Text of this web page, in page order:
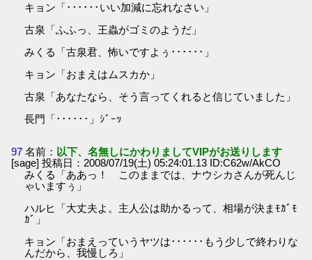
キョン「･･････いい加減に忘れなさい」
古泉「ふふっ、王蟲がゴミのようだ」
みくる「古泉君、怖いですよぅ･･････」
キョン「おまえはムスカか」
古泉「あなたなら、そう言ってくれると信じていました」
長門「･･････」ｼﾞｰｯ
97 名前： 以下、名無しにかわりましてVIPがお送りします
[sage] 投稿日：2008/07/19(土) 05:24:01.13 ID:C62w/AkCO
みくる「ああっ！ このままでは、ナウシカさんが死んじ
ゃいますぅ」
ハルヒ「大丈夫よ。主人公は助かるって、相場が決まﾓｶﾞﾓ
ｶﾞ」
キョン「おまえっていうヤツは･･････もう少しで終わりな
んだから、我慢しろ」